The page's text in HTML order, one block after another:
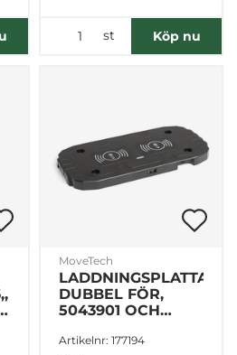
Visa detaljer
Tillåt alla
Tillåt urval
st Köp nu
MoveTech
LADDNINGSPLATTA
DUBBEL FÖR,
5043901 OCH
Artikelnr: 177194